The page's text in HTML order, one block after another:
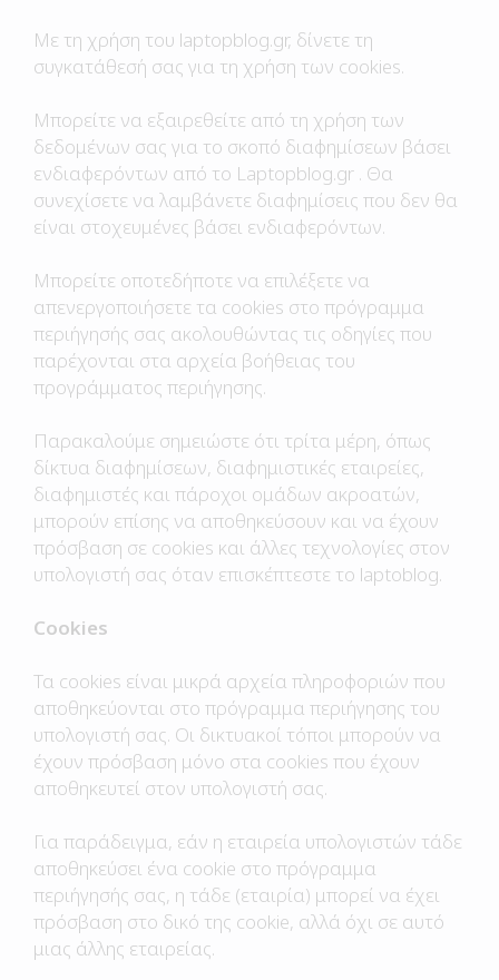
Με τη χρήση τoυ laptopblog.gr, δίνετε τη
συγκατάθεσή σας για τη χρήση των cookies.
Μπορείτε να εξαιρεθείτε από τη χρήση των
δεδομένων σας για το σκοπό διαφημίσεων βάσει
ενδιαφερόντων από το Laptopblog.gr . Θα
συνεχίσετε να λαμβάνετε διαφημίσεις που δεν θα
είναι στοχευμένες βάσει ενδιαφερόντων.
Μπορείτε οποτεδήποτε να επιλέξετε να
απενεργοποιήσετε τα cookies στο πρόγραμμα
περιήγησής σας ακολουθώντας τις οδηγίες που
παρέχονται στα αρχεία βοήθειας του
προγράμματος περιήγησης.
Παρακαλούμε σημειώστε ότι τρίτα μέρη, όπως
δίκτυα διαφημίσεων, διαφημιστικές εταιρείες,
διαφημιστές και πάροχοι ομάδων ακροατών,
μπορούν επίσης να αποθηκεύσουν και να έχουν
πρόσβαση σε cookies και άλλες τεχνολογίες στον
υπολογιστή σας όταν επισκέπτεστε το laptoblog.
Cookies
Τα cookies είναι μικρά αρχεία πληροφοριών που
αποθηκεύονται στο πρόγραμμα περιήγησης του
υπολογιστή σας. Οι δικτυακοί τόποι μπορούν να
έχουν πρόσβαση μόνο στα cookies που έχουν
αποθηκευτεί στον υπολογιστή σας.
Για παράδειγμα, εάν η εταιρεία υπολογιστών τάδε
αποθηκεύσει ένα cookie στο πρόγραμμα
περιήγησής σας, η τάδε (εταιρία) μπορεί να έχει
πρόσβαση στο δικό της cookie, αλλά όχι σε αυτό
μιας άλλης εταιρείας.